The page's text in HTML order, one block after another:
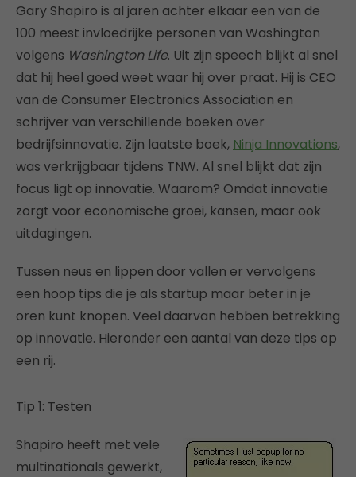
Gary Shapiro is al jaren achter elkaar een van de
100 meest invloedrijke personen van Washington
volgens Washington Life. Uit zijn speech blijkt al snel
dat hij heel goed weet waar hij over praat. Hij is CEO
van de Consumer Electronics Association en
schrijver van verschillende boeken over
bedrijfsinnovatie. Zijn laatste boek, Ninja Innovations,
was verkrijgbaar tijdens TNW. Al snel blijkt dat zijn
focus ligt op innovatie. Waarom? Omdat innovatie
zorgt voor economische groei, kansen, maar ook
uitdagingen.
Tussen neus en lippen door vallen er vervolgens
een hoop tips die je als startup maar beter in je
oren kunt knopen. Veel daarvan hebben betrekking
op innovatie. Hieronder een aantal van deze tips op
een rij.
Tip 1: Testen
Shapiro heeft met vele
multinationals gewerkt,